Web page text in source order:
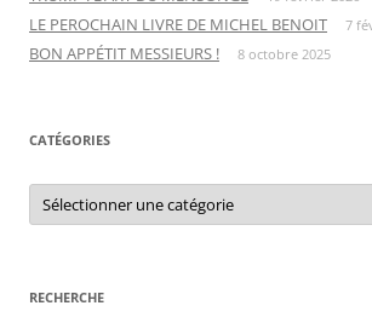
LE PEROCHAIN LIVRE DE MICHEL BENOIT 7
BON APPÉTIT MESSIEURS ! 8 octobre 2025
CATÉGORIES
C
t
r
i
RECHERCHE